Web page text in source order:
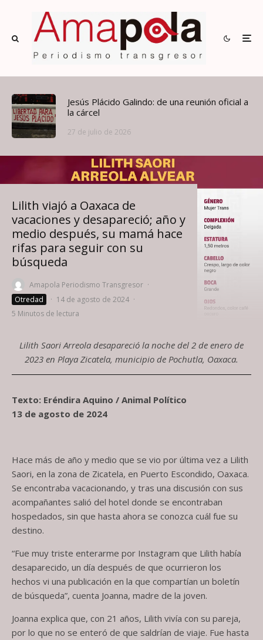
Jesús Plácido Galindo: de una reunión oficial a
la cárcel
27 de julio de 2026
Lilith viajó a Oaxaca de
vacaciones y desapareció; año y
medio después, su mamá hace
rifas para seguir con su
búsqueda
Amapola Periodismo Transgresor ·
Otredad
· 14 de agosto de 2024 ·
5 Minutos de lectura
Lilith Saori Arreola desapareció la noche del 2 de enero de
2023 en Playa Zicatela, municipio de Pochutla, Oaxaca.
Texto: Eréndira Aquino / Animal Político
13 de agosto de 2024
Hace más de año y medio que se vio por última vez a Lilith
Saori, en la zona de Zicatela, en Puerto Escondido, Oaxaca.
Se encontraba vacacionando, y tras una discusión con sus
acompañantes salió del hotel donde se encontraban
hospedados, sin que hasta ahora se conozca cuál fue su
destino.
“Fue muy triste enterarme por Instagram que Lilith había
desaparecido, un día después de que ocurrieron los
hechos vi una publicación en la que compartían un boletín
de búsqueda”, cuenta Joanna, madre de la joven.
Joanna explica que, con 21 años, Lilith vivía con su pareja,
por lo que no se enteró de que saldrían de viaje. Fue hasta